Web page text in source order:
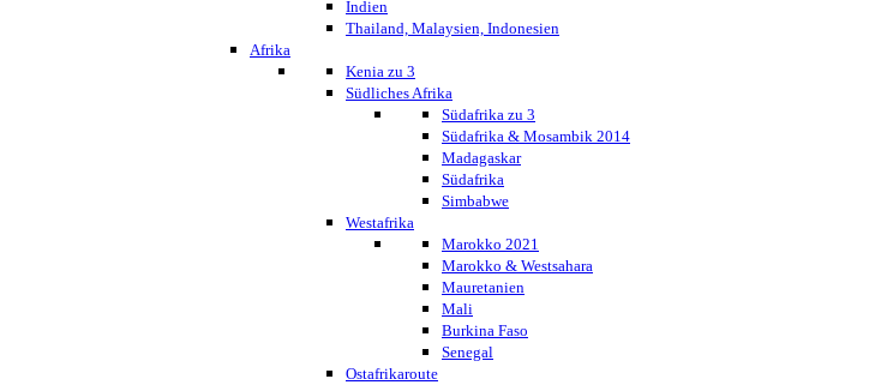
Indien
Thailand, Malaysien, Indonesien
Afrika
Kenia zu 3
Südliches Afrika
Südafrika zu 3
Südafrika & Mosambik 2014
Madagaskar
Südafrika
Simbabwe
Westafrika
Marokko 2021
Marokko & Westsahara
Mauretanien
Mali
Burkina Faso
Senegal
Ostafrikaroute